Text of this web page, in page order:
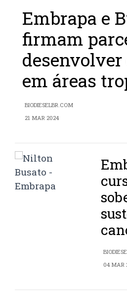
Embrapa e
firmam
em áreas
BIODIESELBR.COM
21 MAR 2024
04 MAR